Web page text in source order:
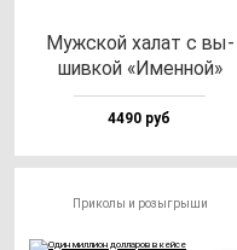
Муж­ской ха­лат с вы­
шив­кой «Имен­ной»
4490 руб
Приколы и розыгрыши